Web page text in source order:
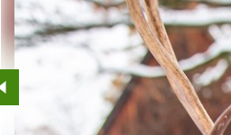
Przejdź do poprzedniego zdjęcia.